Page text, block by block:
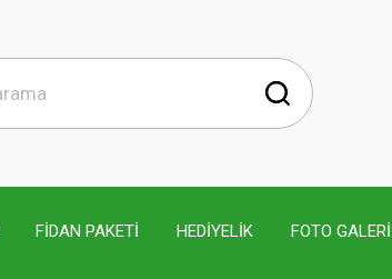
FİDAN PAKETİ HEDİYELİK FOTO GALERİ